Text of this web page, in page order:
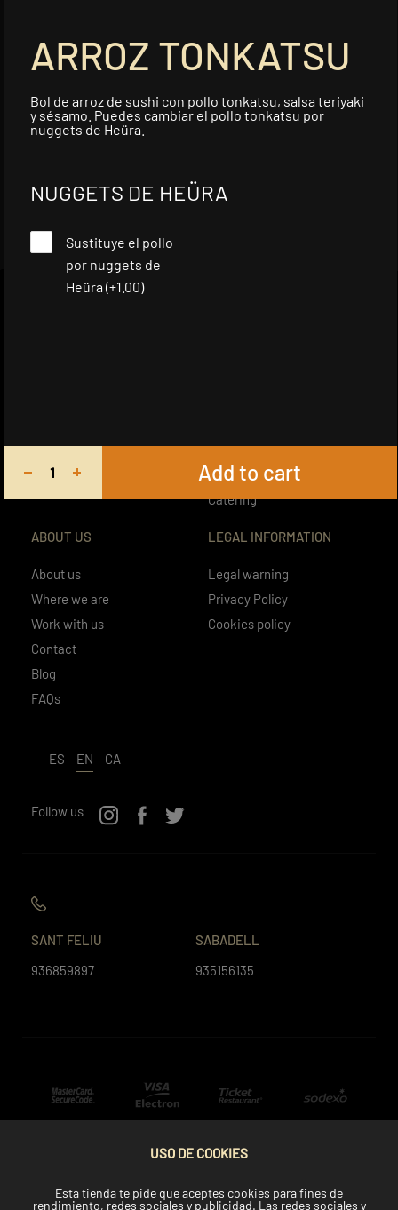
Pad Thai
Fideos de arroz salteados con
Add
PASSION
19:30 - 23:15h
Menu
Menus
Catering
ABOUT US
About us
Where we are
Work with us
Contact
Blog
FAQs
LEGAL INFORMATION
Legal warning
Privacy Policy
Cookies policy
ES EN CA
Follow us
SANT FELIU
936859897
SABADELL
935156135
USO DE COOKIES
Esta tienda te pide que aceptes cookies para fines de
rendimiento, redes sociales y publicidad. Las redes sociales y
ARROZ TONKATSU
Bol de arroz de sushi con pollo tonkatsu, salsa teriyaki
y sésamo. Puedes cambiar el pollo tonkatsu por
nuggets de Heüra.
NUGGETS DE HEÜRA
Sustituye el pollo
por nuggets de
Heüra (+1.00)
Add to cart